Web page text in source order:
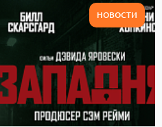
НОВОСТИ